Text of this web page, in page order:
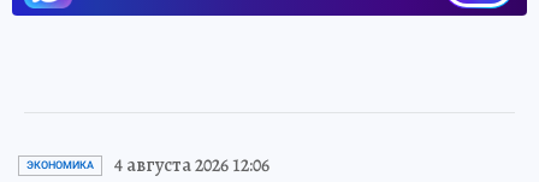
ЭКОНОМИКА 4 августа 2026 12:06